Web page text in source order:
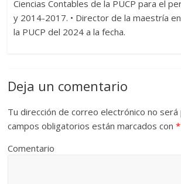
Ciencias Contables de la PUCP para el
y 2014-2017. • Director de la maestría
la PUCP del 2024 a la fecha.
Deja un comentario
Tu dirección de correo electrónico no será
campos obligatorios están marcados con*
Comentario